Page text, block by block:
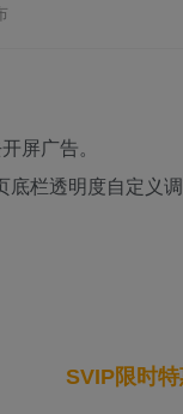
屏广告。
底栏透明度自定义
SVIP限时